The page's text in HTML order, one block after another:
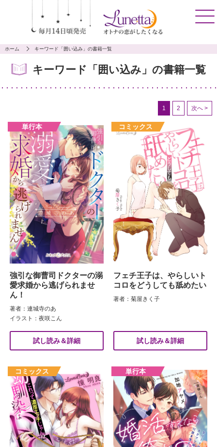
ホーム キーワード「囲い込み」の書籍一覧
キーワード「囲い込み」の書籍一覧
1 2 次へ >
強引な御曹司ドクターの溺
愛求婚から逃げられませ
ん！
著者：連城寺のあ
イラスト：夜咲こん
試し読み＆詳細
フェチ王子は、やらしいト
コロをどうしても舐めたい
著者：菊屋きく子
試し読み＆詳細